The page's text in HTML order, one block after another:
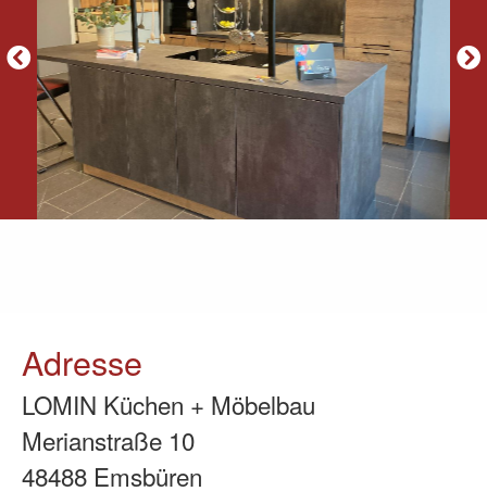
Adresse
LOMIN Küchen + Möbelbau
Merianstraße 10
48488 Emsbüren